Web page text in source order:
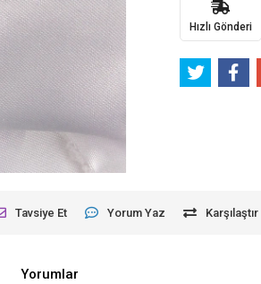
Hızlı Gönderi
Tavsiye Et Yorum Yaz Karşılaştır
Yorumlar